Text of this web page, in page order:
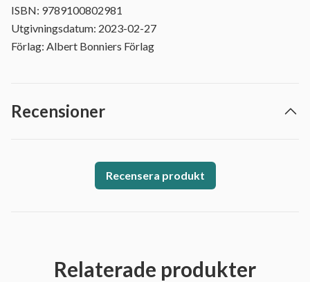
ISBN: 9789100802981
Utgivningsdatum: 2023-02-27
Förlag: Albert Bonniers Förlag
Recensioner
Recensera produkt
Relaterade produkter